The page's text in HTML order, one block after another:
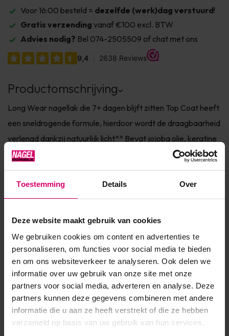
Toestemming Details Over
Deze website maakt gebruik van cookies
We gebruiken cookies om content en advertenties te
personaliseren, om functies voor social media te bieden
en om ons websiteverkeer te analyseren. Ook delen we
informatie over uw gebruik van onze site met onze
partners voor social media, adverteren en analyse. Deze
partners kunnen deze gegevens combineren met andere
informatie die u aan ze heeft verstrekt of die ze hebben
verzameld op basis van uw gebruik van hun services.
Voor 16:00 besteld = dezelfde (werk)dag verstuurd!
Gratis verzending vanaf €100 excl. BTW
Advies nodig? Bel 074-2505509 of chat met ons
Productomschrijving
Long Wear nagellak die 7+ dagen blijft zitten Top Coat heeft
een sneldrogende formule, hierdoor wordt de draagbaarheid
verlengd dankzij natuurlijk licht** Bevat jojoba olie, keratine
en vitamine E voor de verzorging van de nagel Dierproefvrij
& 7Free* Verkrijgbaar in 150+ fashionkleuren Ingrediënten * 7
Free: vrij van Parabenen, Form...
Product specificaties
EAN 639370907710